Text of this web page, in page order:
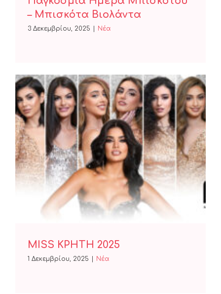
– Μπισκότα Βιολάντα
3 Δεκεμβρίου, 2025 Nέα
MISS ΚΡΗΤΗ 2025
MISS ΚΡΗΤΗ 2025
1 Δεκεμβρίου, 2025 Nέα